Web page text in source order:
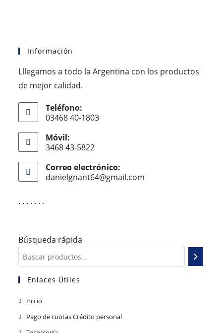
Información
Lllegamos a todo la Argentina con los productos
de mejor calidad.
Teléfono:
03468 40-1803
Móvil:
3468 43-5822
Correo electrónico:
danielgnant64@gmail.com
. . . . . . .
Búsqueda rápida
Enlaces Útiles
Inicio
Pago de cuotas Crédito personal